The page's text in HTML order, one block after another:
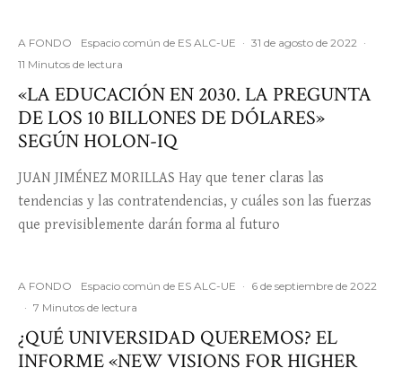
A FONDO Espacio común de ES ALC-UE · 31 de agosto de 2022 ·
11 Minutos de lectura
«LA EDUCACIÓN EN 2030. LA PREGUNTA
DE LOS 10 BILLONES DE DÓLARES»
SEGÚN HOLON-IQ
JUAN JIMÉNEZ MORILLAS Hay que tener claras las
tendencias y las contratendencias, y cuáles son las fuerzas
que previsiblemente darán forma al futuro
A FONDO Espacio común de ES ALC-UE · 6 de septiembre de 2022
· 7 Minutos de lectura
¿QUÉ UNIVERSIDAD QUEREMOS? EL
INFORME «NEW VISIONS FOR HIGHER